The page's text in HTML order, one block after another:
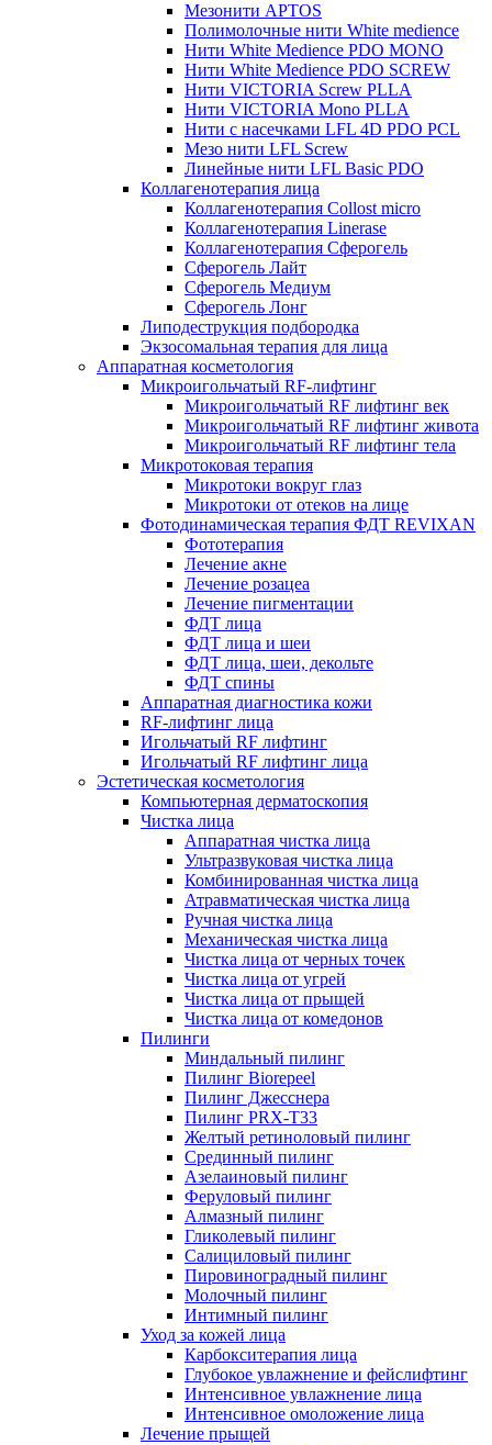
Мезонити APTOS
Полимолочные нити White medience
Нити White Medience PDO MONO
Нити White Medience PDO SCREW
Нити VICTORIA Screw PLLA
Нити VICTORIA Mono PLLA
Нити с насечками LFL 4D PDO PCL
Мезо нити LFL Screw
Линейные нити LFL Basic PDO
Коллагенотерапия лица
Коллагенотерапия Collost micro
Коллагенотерапия Linerase
Коллагенотерапия Сферогель
Сферогель Лайт
Сферогель Медиум
Сферогель Лонг
Липодеструкция подбородка
Экзосомальная терапия для лица
Аппаратная косметология
Микроигольчатый RF-лифтинг
Микроигольчатый RF лифтинг век
Микроигольчатый RF лифтинг живота
Микроигольчатый RF лифтинг тела
Микротоковая терапия
Микротоки вокруг глаз
Микротоки от отеков на лице
Фотодинамическая терапия ФДТ REVIXAN
Фототерапия
Лечение акне
Лечение розацеа
Лечение пигментации
ФДТ лица
ФДТ лица и шеи
ФДТ лица, шеи, декольте
ФДТ спины
Аппаратная диагностика кожи
RF-лифтинг лица
Игольчатый RF лифтинг
Игольчатый RF лифтинг лица
Эстетическая косметология
Компьютерная дерматоскопия
Чистка лица
Аппаратная чистка лица
Ультразвуковая чистка лица
Комбинированная чистка лица
Атравматическая чистка лица
Ручная чистка лица
Механическая чистка лица
Чистка лица от черных точек
Чистка лица от угрей
Чистка лица от прыщей
Чистка лица от комедонов
Пилинги
Миндальный пилинг
Пилинг Biorepeel
Пилинг Джесснера
Пилинг PRX-T33
Желтый ретиноловый пилинг
Срединный пилинг
Азелаиновый пилинг
Феруловый пилинг
Алмазный пилинг
Гликолевый пилинг
Салициловый пилинг
Пировиноградный пилинг
Молочный пилинг
Интимный пилинг
Уход за кожей лица
Карбокситерапия лица
Глубокое увлажнение и фейслифтинг
Интенсивное увлажнение лица
Интенсивное омоложение лица
Лечение прыщей